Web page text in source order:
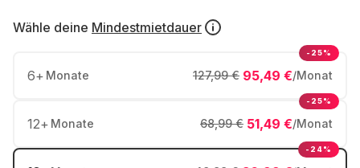
Wähle deine Mindestmietdauer
6+ Monate 95,49 €/Monat
127,99 €
-25%
12+ Monate 51,49 €/Monat
68,99 €
-25%
-24%